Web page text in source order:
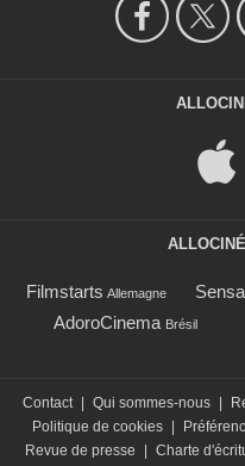
Filmstarts Allemagne
AdoroCinema Brésil
Contact | Qui sommes-nous |
Politique de cookies |
Revue de presse
| Charte